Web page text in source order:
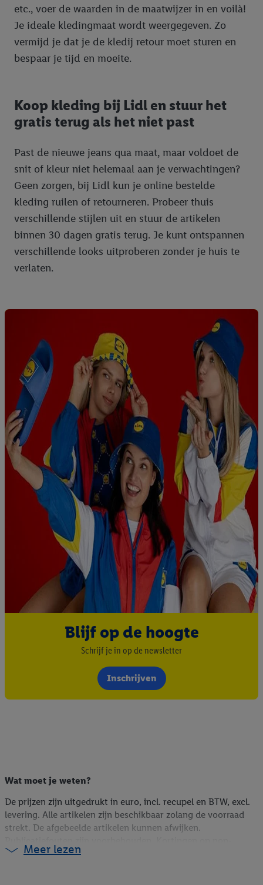
etc., voer de waarden in de maatwijzer in en voilà!
Je ideale kledingmaat wordt weergegeven. Zo
vermijd je dat je de kledij retour moet sturen en
bespaar je tijd en moeite.
Koop kleding bij Lidl en stuur het
gratis terug als het niet past
Past de nieuwe jeans qua maat, maar voldoet de
snit of kleur niet helemaal aan je verwachtingen?
Geen zorgen, bij Lidl kun je online bestelde
kleding ruilen of retourneren. Probeer thuis
verschillende stijlen uit en stuur de artikelen
binnen 30 dagen gratis terug. Je kunt ontspannen
verschillende looks uitproberen zonder je huis te
verlaten.
Blijf op de hoogte
Schrijf je in op de newsletter
Inschrijven
Wat moet je weten?
De prijzen zijn uitgedrukt in euro, incl. recupel en BTW, excl.
levering. Alle artikelen zijn beschikbaar zolang de voorraad
strekt. De afgebeelde artikelen kunnen afwijken.
foodartikelen zijn berekend op de webshopprijs (indien online
Meer lezen